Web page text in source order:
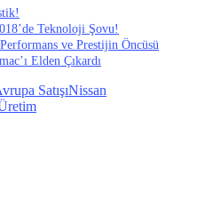
Teknoloji Şovu!
ve Prestijin Öncüsü
Elden Çıkardı
SatışıNissan